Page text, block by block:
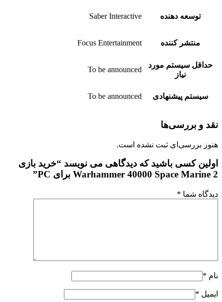
توسعه دهنده Saber Interactive
منتشر کننده Focus Entertainment
حداقل سیستم مورد
نیاز
To be announced
سیستم پیشنهادی To be announced
نقد و بررسی‌ها
هنوز بررسی‌ای ثبت نشده است.
اولین کسی باشید که دیدگاهی می نویسد “خرید بازی
Warhammer 40000 Space Marine 2 برای PC”
دیدگاه شما *
نام *
ایمیل *